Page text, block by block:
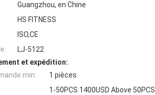
Guangzhou, en Chine
HS FITNESS
ISO,CE
LJ-5122
et expédition:
min:
1 pièces
1-50PCS 1400USD Above 50PCS